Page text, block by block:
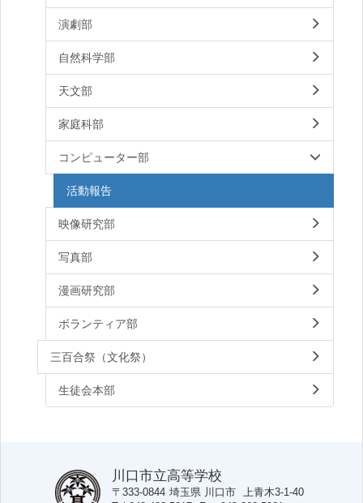
演劇部
自然科学部
天文部
家庭科部
コンピューター部
活動報告
映像研究部
写真部
漫画研究部
ボランティア部
三百合祭（文化祭）
生徒会本部
川口市立高等学校
〒333-0844 埼玉県 川口市 上青木3-1-40